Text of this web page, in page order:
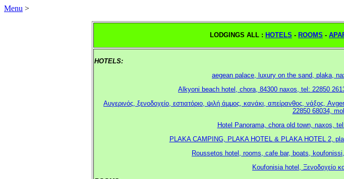
Menu >
LODGINGS ALL : HOTELS - ROOMS -
HOTELS:
aegean palace, luxury on the sand, plaka,
Alkyoni beach hotel, chora, 84300 naxos, tel: 22850
Αυγερινός, ξενοδοχείο, εστιατόριo, ψιλή άμμος, κανάκι, απείρανθος, νάξος,
22850 68034,
Hotel Panorama, chora old town, naxos,
PLAKA CAMPING, PLAKA HOTEL & PLAKA HOTEL 2,
Roussetos hotel, rooms, cafe bar, boats,
Koufonisia hotel, Ξενοδοχείο